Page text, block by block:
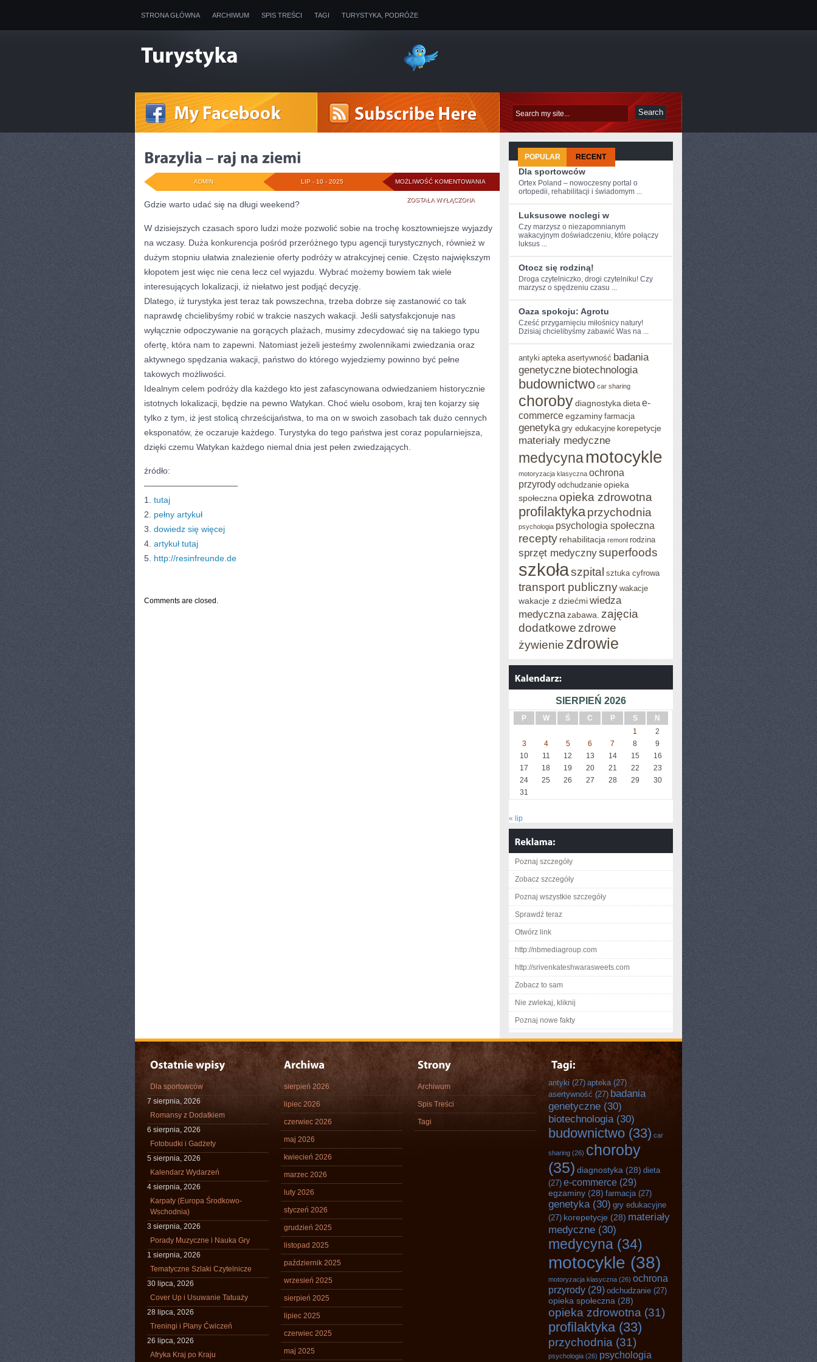
STRONA GŁÓWNA ARCHIWUM SPIS TREŚCI TAGI TURYSTYKA, PODRÓŻE
MOŻLIWOŚĆ KOMENTOWANIA BRAZYLIA
ZIEMI
ZOSTAŁA WYŁĄCZONA
LIP - 10 - 2025
ADMIN
Gdzie warto udać się na długi weekend?
W dzisiejszych czasach sporo ludzi może pozwolić sobie na trochę kosztowniejsze wyjazdy
na wczasy. Duża konkurencja pośród przeróżnego typu agencji turystycznych, również w
dużym stopniu ułatwia znalezienie oferty podróży w atrakcyjnej cenie. Często największym
kłopotem jest więc nie cena lecz cel wyjazdu. Wybrać możemy bowiem tak wiele
interesujących lokalizacji, iż niełatwo jest podjąć decyzję.
Dlatego, iż turystyka jest teraz tak powszechna, trzeba dobrze się zastanowić co tak
naprawdę chcielibyśmy robić w trakcie naszych wakacji. Jeśli satysfakcjonuje nas
wyłącznie odpoczywanie na gorących plażach, musimy zdecydować się na takiego typu
ofertę, która nam to zapewni. Natomiast jeżeli jesteśmy zwolennikami zwiedzania oraz
aktywnego spędzania wakacji, państwo do którego wyjedziemy powinno być pełne
takowych możliwości.
Idealnym celem podróży dla każdego kto jest zafascynowana odwiedzaniem historycznie
istotnych lokalizacji, będzie na pewno Watykan. Choć wielu osobom, kraj ten kojarzy się
tylko z tym, iż jest stolicą chrześcijaństwa, to ma on w swoich zasobach tak dużo cennych
eksponatów, że oczaruje każdego. Turystyka do tego państwa jest coraz popularniejsza,
dzięki czemu Watykan każdego niemal dnia jest pełen zwiedzających.
źródło:
———————————
1. tutaj
2. pełny artykuł
3. dowiedz się więcej
4. artykuł tutaj
5. http://resinfreunde.de
Comments are closed.
POPULAR RECENT
Dla sportowców
Ortex Poland – nowoczesny portal o
ortopedii, rehabilitacji i świadomym ...
Luksusowe noclegi w
Czy marzysz o ​niezapomnianym
wakacyjnym doświadczeniu, które ‍połączy
luksus ...
Otocz się rodziną!
Droga​ czytelniczko, drogi czytelniku! ⁣Czy
marzysz o spędzeniu czasu ...
Oaza spokoju: Agrotu
Cześć ⁤przygarnięciu miłośnicy natury!
Dzisiaj chcielibyśmy zabawić Was ‌na ...
antyki apteka asertywność badania
genetyczne biotechnologia
budownictwo car sharing
chorobydiagnostyka dieta e-
commerceegzaminy farmacja
genetyka gry edukacyjne korepetycje
materiały medyczne
medycynamotocykle
motoryzacja klasyczna ochrona
przyrody odchudzanie opieka
społeczna opieka zdrowotna
profilaktykaprzychodnia
psychologia psychologia społeczna
recepty rehabilitacja remont rodzina
sprzęt medycznysuperfoods
szkołaszpital sztuka cyfrowa
transport publiczny wakacje
wakacje z dziećmiwiedza
medycznazabawa. zajęcia
dodatkowe zdrowe
żywienie zdrowie
SIERPIEŃ 2026
P W Ś C P S
N
1
2
3
4 5 6 7 8
9
10
11 12 13 14 15
16
17
18 19 20 21 22
23
24
25 26 27 28 29
30
31
« lip
Poznaj szczegóły
Zobacz szczegóły
Poznaj wszystkie szczegóły
Sprawdź teraz
Otwórz link
http://nbmediagroup.com
http://srivenkateshwarasweets.com
Zobacz to sam
Nie zwlekaj, kliknij
Poznaj nowe fakty
Dla sportowców
7 sierpnia, 2026
Romansy z Dodatkiem
6 sierpnia, 2026
Fotobudki i Gadżety
5 sierpnia, 2026
Kalendarz Wydarzeń
4 sierpnia, 2026
Karpaty (Europa Środkowo-
Wschodnia)
3 sierpnia, 2026
Porady Muzyczne i Nauka Gry
1 sierpnia, 2026
Tematyczne Szlaki Czytelnicze
30 lipca, 2026
Cover Up i Usuwanie Tatuaży
28 lipca, 2026
Treningi i Plany Ćwiczeń
26 lipca, 2026
Afryka Kraj po Kraju
sierpień 2026
lipiec 2026
czerwiec 2026
maj 2026
kwiecień 2026
marzec 2026
luty 2026
styczeń 2026
grudzień 2025
listopad 2025
październik 2025
wrzesień 2025
sierpień 2025
lipiec 2025
czerwiec 2025
maj 2025
Archiwum
Spis Treści
Tagi
antyki (27) apteka(27)
asertywność (27) badania
genetyczne (30)
biotechnologia(30)
budownictwo (33) car
sharing (26) choroby
(35) diagnostyka (28) dieta
(27) e-commerce (29)
egzaminy (28) farmacja(27)
genetyka(30) gry edukacyjne
(27) korepetycje (28) materiały
medyczne (30)
medycyna (34)
motocykle (38)
motoryzacja klasyczna (26) ochrona
przyrody (29) odchudzanie (27)
opieka społeczna (28)
opieka zdrowotna (31)
profilaktyka(33)
przychodnia (31)
psychologia (26) psychologia